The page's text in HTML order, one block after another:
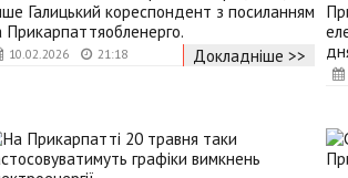
10.02.2026 21:18
Галицький кореспондент з посиланням
Прикарпаттяобленерго.
Докладніше >>